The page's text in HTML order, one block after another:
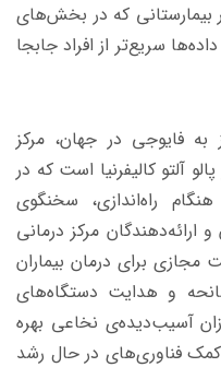
بیمارستانی که در بخش‌های
سریع‌تر از افراد جابجا
به فایوجی در جهان، مرکز
آلتو کالیفرنیا است که در
شد. در هنگام راه‌اندازی، سخنگوی
ارائه‌دهندگان مرکز درمانی
مجازی برای درمان بیماران
و هدایت دستگاه‌های
آسیب‌دیده‌ی نخاعی بهره
فناوری‌های در حال رشد